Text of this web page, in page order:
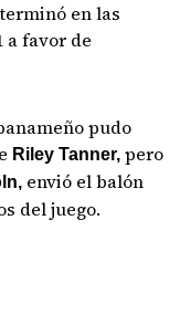
en las
a favor de
pudo
Riley Tanner, pero
envió el balón
del juego.